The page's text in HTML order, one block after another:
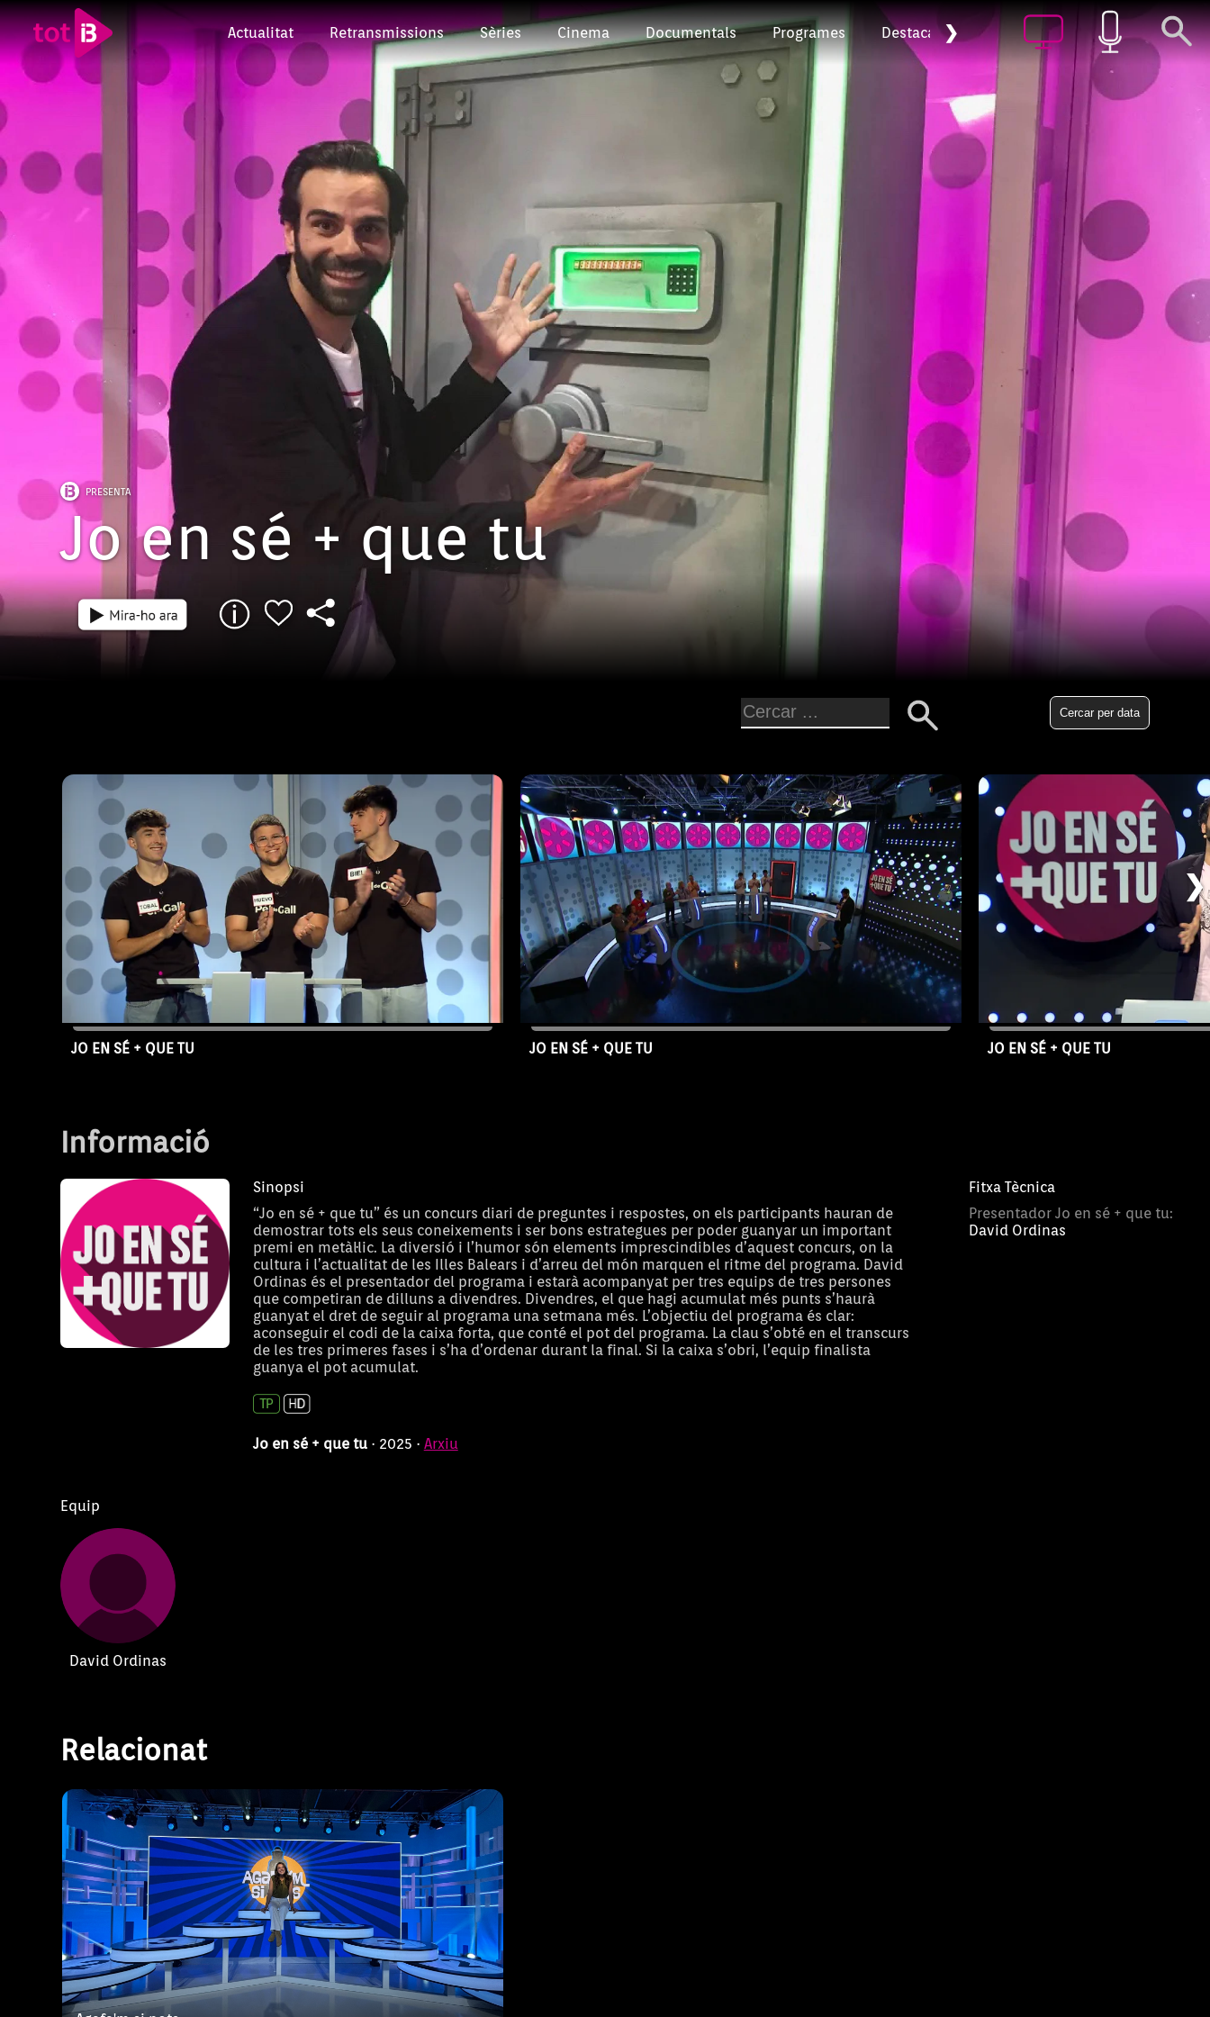
Actualitat Retransmissions Sèries Cinema Documentals Programes Destacat Arxiu
❯
PRESENTA
Jo en sé + que tu
Cercar per data
❯
JO EN SÉ + QUE TU
Episodi: 1720
42 min
JO EN SÉ + QUE TU
Episodi: 1719
40 min
JO EN SÉ + QUE TU
Episodi: 1718
43 min
Informació
Sinopsi
“Jo en sé + que tu” és un concurs diari de preguntes i respostes, on els participants hauran de
demostrar tots els seus coneixements i ser bons estrategues per poder guanyar un important
premi en metàl·lic. La diversió i l’humor són elements imprescindibles d’aquest concurs, on la
cultura i l’actualitat de les Illes Balears i d’arreu del món marquen el ritme del programa. David
Ordinas és el presentador del programa i estarà acompanyat per tres equips de tres persones
que competiran de dilluns a divendres. Divendres, el que hagi acumulat més punts s’haurà
guanyat el dret de seguir al programa una setmana més. L’objectiu del programa és clar:
aconseguir el codi de la caixa forta, que conté el pot del programa. La clau s’obté en el transcurs
de les tres primeres fases i s’ha d’ordenar durant la final. Si la caixa s’obri, l’equip finalista
guanya el pot acumulat.
Jo en sé + que tu · 2025 · Arxiu
Fitxa Tècnica
Presentador Jo en sé + que tu:
David Ordinas
Equip
David Ordinas
Relacionat
Agafa’m si pots és un concurs diari de preguntes i
respostes conduït per Antònia Ferrer.